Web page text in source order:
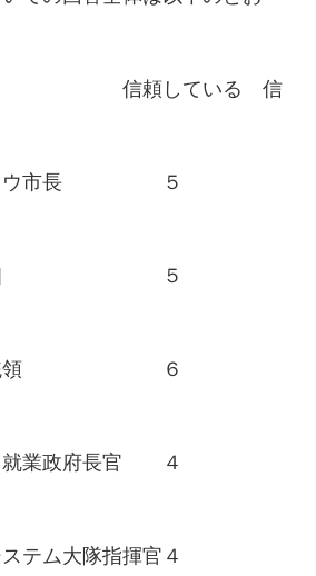
ている 信
キウ市長 ５
国防相 ５
大統領 ６
就業政府長官 ４
テム大隊指揮官４